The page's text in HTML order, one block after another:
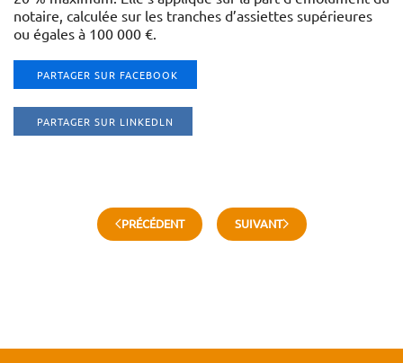
notaire, calculée sur les tranches d’assiettes supérieures
ou égales à 100 000 €.
PARTAGER SUR FACEBOOK
PARTAGER SUR LINKEDLN
PRÉCÉDENT SUIVANT